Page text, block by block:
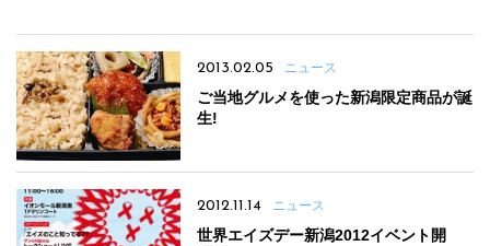
2013.02.05 ニュース
ご当地グルメを使った新潟限定商品が誕
生!
2012.11.14 ニュース
世界エイズデー新潟2012イベント開